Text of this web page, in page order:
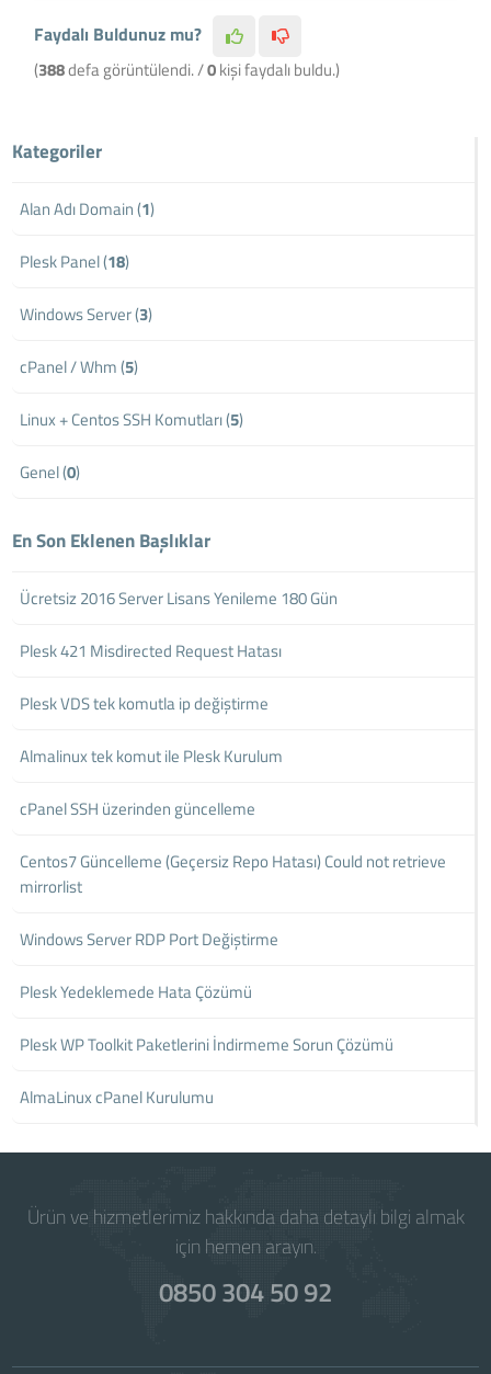
Faydalı Buldunuz mu?
(388defa görüntülendi. /0kişi faydalı buldu.)
Kategoriler
Alan Adı Domain (1)
Plesk Panel (18)
Windows Server (3)
cPanel / Whm (5)
Linux + Centos SSH Komutları (5)
Genel (0)
En Son Eklenen Başlıklar
Ücretsiz 2016 Server Lisans Yenileme 180 Gün
Plesk 421 Misdirected Request Hatası
Plesk VDS tek komutla ip değiştirme
Almalinux tek komut ile Plesk Kurulum
cPanel SSH üzerinden güncelleme
Centos7 Güncelleme (Geçersiz Repo Hatası) Could not retrieve
mirrorlist
Windows Server RDP Port Değiştirme
Plesk Yedeklemede Hata Çözümü
Plesk WP Toolkit Paketlerini İndirmeme Sorun Çözümü
AlmaLinux cPanel Kurulumu
Ürün ve hizmetlerimiz hakkında daha detaylı bilgi almak
için hemen arayın.
0850 304 50 92